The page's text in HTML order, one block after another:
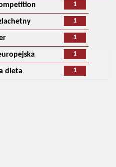
1
1
1
1
1
dieta